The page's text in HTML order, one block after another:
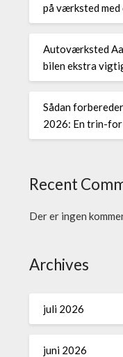
på værksted med
Autoværksted
bilen ekstra
Sådan
2026: En trin-
Recent
Der er ingen
Archives
juli 2026
juni 2026